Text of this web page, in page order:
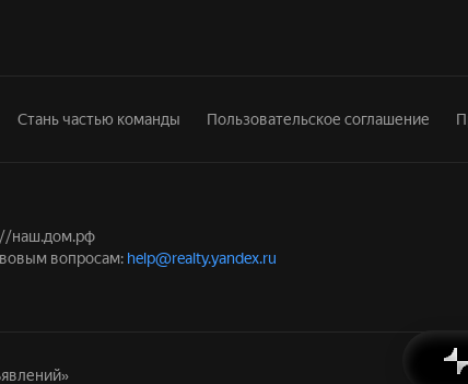
Стань частью команды Пользовательское соглашение
наш.дом.рф
вопросам: help@realty.yandex.ru